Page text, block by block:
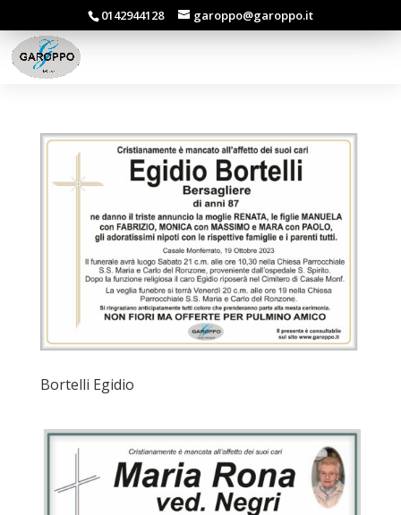
0142944128 garoppo@garoppo.it
Bortelli Egidio